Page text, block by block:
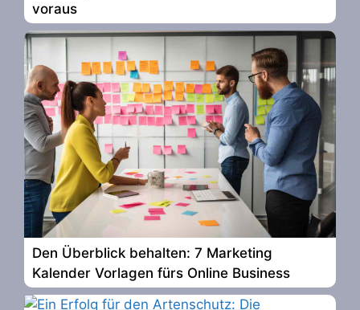
voraus
Den Überblick behalten: 7 Marketing
Kalender Vorlagen fürs Online Business